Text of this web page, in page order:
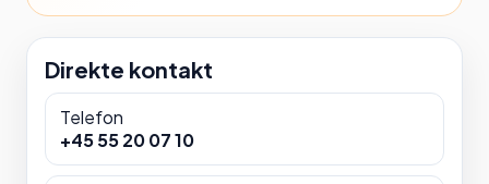
Direkte kontakt
Telefon
+45 55 20 07 10